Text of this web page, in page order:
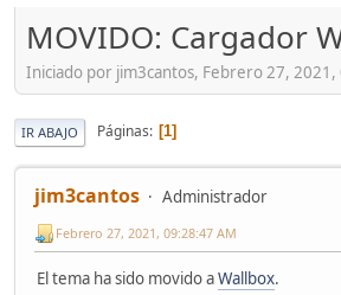
MOVIDO: Cargador
Iniciado por jim3cantos, Febrero 27, 2021,
IR ABAJO Páginas 1
jim3cantos Administrador
Febrero 27, 2021, 09:28:47 AM
El tema ha sido movido aWallbox.